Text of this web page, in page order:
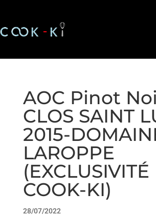
AOC Pinot
CLOS SAINT
2015-
LAROPPE
(EXCLUSIVITÉ
COOK-KI)
28/07/2022